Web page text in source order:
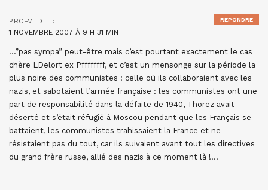
PRO-V. DIT :
1 NOVEMBRE 2007 À 9 H 31 MIN
…”pas sympa” peut-être mais c’est pourtant exactement le cas
chère LDelort ex Pffffffff, et c’est un mensonge sur la période la
plus noire des communistes : celle où ils collaboraient avec les
nazis, et sabotaient l’armée française : les communistes ont une
part de responsabilité dans la défaite de 1940, Thorez avait
déserté et s’était réfugié à Moscou pendant que les Français se
battaient, les communistes trahissaient la France et ne
résistaient pas du tout, car ils suivaient avant tout les directives
du grand frère russe, allié des nazis à ce moment là !…
RÉPONDRE